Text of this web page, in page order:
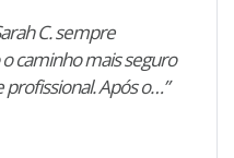
C. sempre
caminho mais seguro
Após o…”